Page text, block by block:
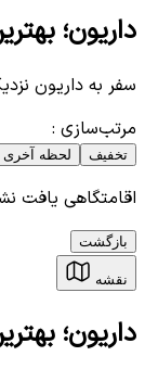
داریون؛
سفر به داریون
مرتب‌سازی :
تخفیف لحظه آخری
اقامتگاهی یافت
بازگشت
نقشه
داریون؛